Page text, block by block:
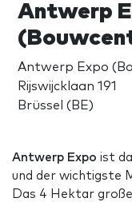
Antwerp
Antwerp Expo
Rijswijcklaan 191
Brüssel (BE)
Antwerp Expo ist
und der wichtigste
Das 4 Hektar